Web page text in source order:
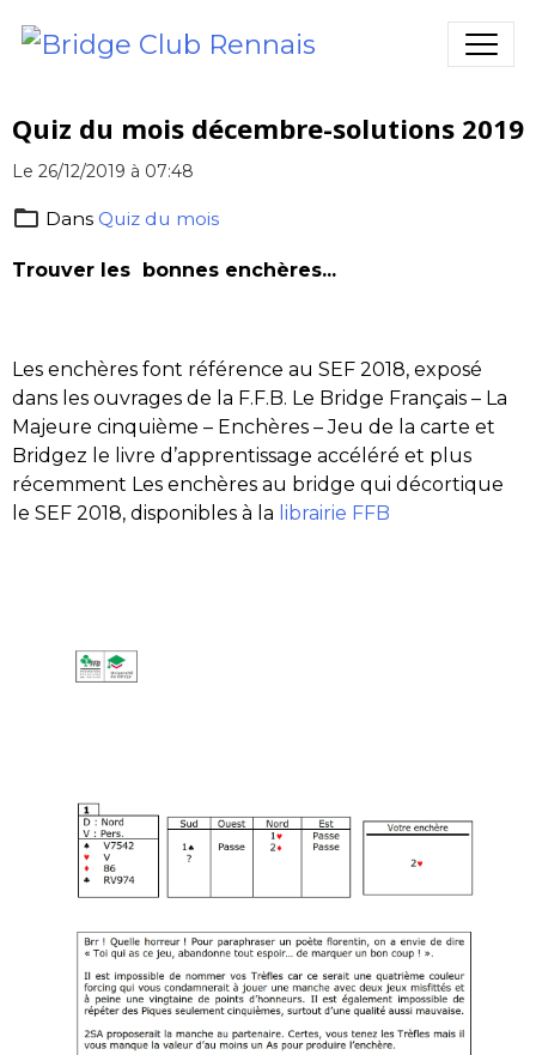
Quiz du mois décembre-solutions 2019
Le 26/12/2019 à 07:48
Dans Quiz du mois
Trouver les bonnes enchères...
Les enchères font référence au SEF 2018, exposé
dans les ouvrages de la F.F.B. Le Bridge Français – La
Majeure cinquième – Enchères – Jeu de la carte et
Bridgez le livre d’apprentissage accéléré et plus
récemment Les enchères au bridge qui décortique
le SEF 2018, disponibles à la librairie FFB